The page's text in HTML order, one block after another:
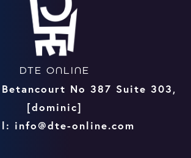
DTE ONLINE
No 387 Suite 303,
[dominic]
info@dte-online.com